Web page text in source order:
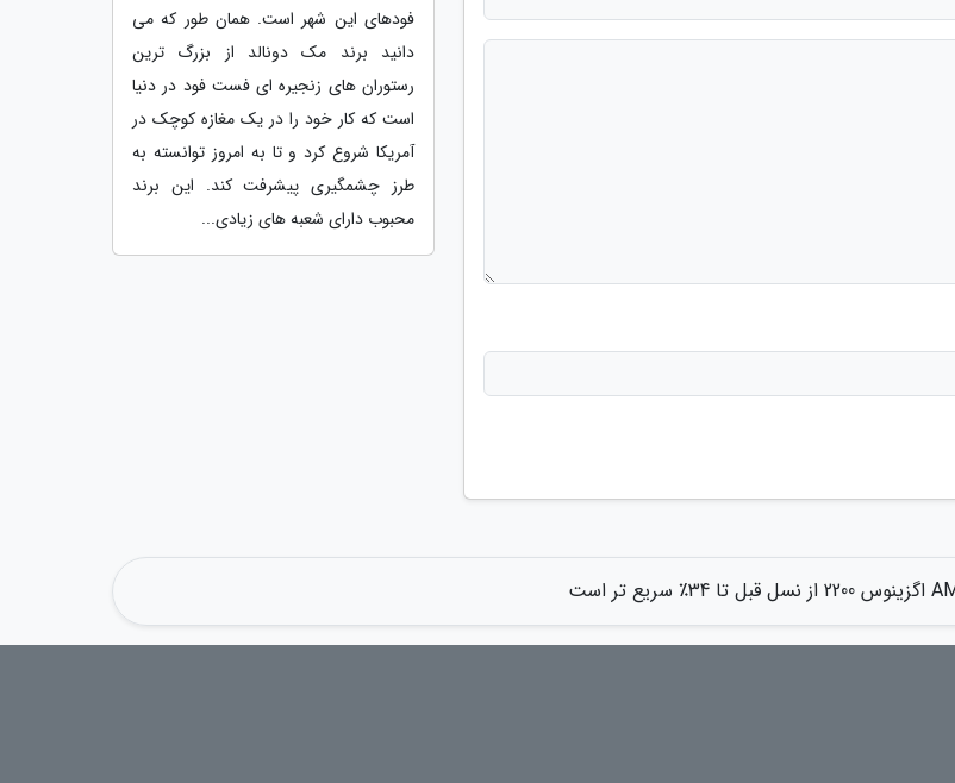
فودهای این شهر است. همان طور که می
دانید برند مک دونالد از بزرگ ترین
رستوران های زنجیره ای فست فود در دنیا
است که کار خود را در یک مغازه کوچک در
آمریکا شروع کرد و تا به امروز توانسته به
طرز چشمگیری پیشرفت کند. این برند
محبوب دارای شعبه های زیادی...